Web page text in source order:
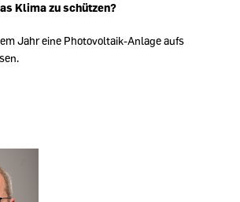
Klima zu schützen?
Jahr eine Photovoltaik-Anlage aufs